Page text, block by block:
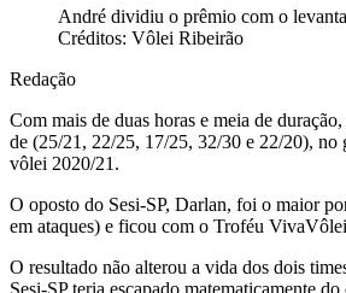
André dividiu o prêmio com o
Créditos: Vôlei Ribeirão
Redação
Com mais de duas horas e meia de
de (25/21, 22/25, 17/25, 32/30 e 22/20), no
vôlei 2020/21.
O oposto do Sesi-SP, Darlan, foi o maior
em ataques) e ficou com o Troféu
O resultado não alterou a vida dos dois
Sesi-SP teria escapado matematicamente